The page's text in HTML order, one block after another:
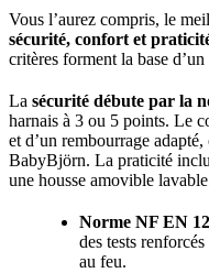
Vous l’aurez compris, le
sécurité, confort et
critères forment la base
La sécurité débute par la
harnais à 3 ou 5 points. Le
et d’un rembourrage
BabyBjörn. La praticité
une housse amovible
Norme NF EN
des tests
au feu.